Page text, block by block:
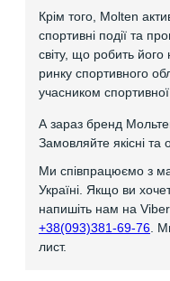
Крім того, Molten
спортивні події та
світу, що робить
ринку спортивного
учасником
А зараз бренд
Замовляйте якісні та
Ми співпрацюємо з
Україні. Якщо ви
напишіть нам на
+38(093)381-69-76.
лист.